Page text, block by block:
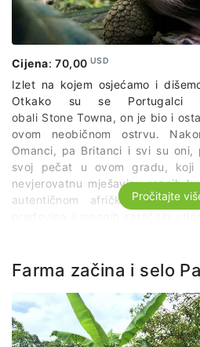
Cijena:70,00 USD
Izlet na kojem osjećamo i
Otkako su se
obali Stone Towna, on je bio i
ovom neobičnom ostrvu.
Omanci, pa Britanci i svi su
svoj pečat u ovom gradu, koji
nevjerovatnu mješavinu raznih
autentičnom afričkom
jutarnjim satima. Posjetit ćemo
Portugalska tvrđava, jer su njene
Poslije su je nadogradili
je glavni odbrambeni garnizon
godina služi kao mjesto
Pročitajte
Farma začina i selo